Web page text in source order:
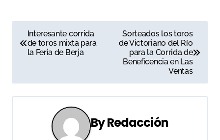
a
e
Interesante corrida
de toros mixta para
la Feria de Berja
Sorteados los toros
de Victoriano del Río
para la Corrida de
Beneficencia en Las
Ventas
ByRedacción